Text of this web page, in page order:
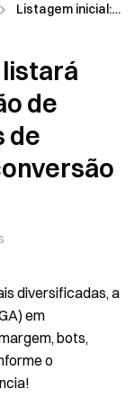
Listagem inicial:
negociação de
futuros,
empréstimos de
margem, bots,
copy, conversão
e auto-
investimento
listará
de
de
diversificadas, a
em
bots,
o